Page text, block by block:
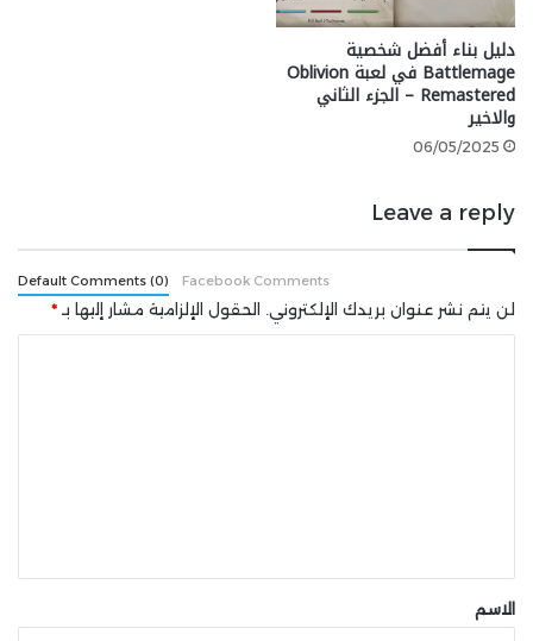
المرضي تقديم التمريرة الحاسمة
المثالية كما هو الحال في تسجيل
هدف.
PS5و Xbox Series و PC.
دليل بناء أفضل شخصية
Battlemage في لعبة Oblivion
Remastered – الجزء الثاني
والاخير
06/05/2025
Leave a reply
Default Comments (0) Facebook Comments
لن يتم نشر عنوان بريدك الإلكتروني. الحقول الإلزامية مشار إليها بـ *
*الاسم